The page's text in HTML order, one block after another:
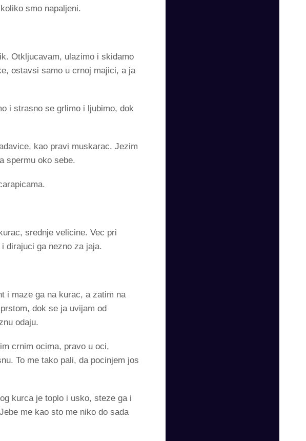
smo napaljeni.
Otkljucavam, ulazimo i skidamo
ostavsi samo u crnoj majici, a ja
i strasno se grlimo i ljubimo, dok
kao pravi muskarac. Jezim
spermu oko sebe.
srednje velicine. Vec pri
dirajuci ga nezno za jaja.
i maze ga na kurac, a zatim na
dok se ja uvijam od
odaju.
crnim ocima, pravo u oci,
To me tako pali, da pocinjem jos
kurca je toplo i usko, steze ga i
me kao sto me niko do sada